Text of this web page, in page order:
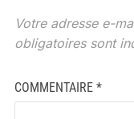
Votre adresse e-
obligatoires sont
COMMENTAIRE *